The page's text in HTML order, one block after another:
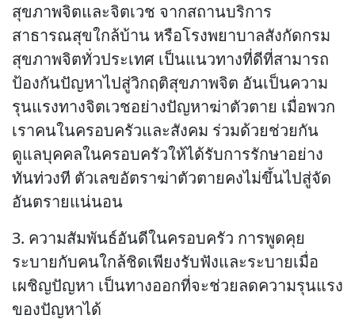
สุขภาพจิตและจิตเวช จากสถานบริการ
สาธารณสุขใกล้บ้าน หรือโรงพยาบาลสังกัดกรม
สุขภาพจิตทั่วประเทศ เป็นแนวทางที่ดีที่สามารถ
ป้องกันปัญหาไปสู่วิกฤติสุขภาพจิต อันเป็นความ
รุนแรงทางจิตเวชอย่างปัญหาฆ่าตัวตาย เมื่อพวก
เราคนในครอบครัวและสังคม ร่วมด้วยช่วยกัน
ดูแลบุคคลในครอบครัวให้ได้รับการรักษาอย่าง
ทันท่วงที ตัวเลขอัตราฆ่าตัวตายคงไม่ขึ้นไปสู่จัด
อันตรายแน่นอน
3. ความสัมพันธ์อันดีในครอบครัว การพูดคุย
ระบายกับคนใกล้ชิดเพียงรับฟังและระบายเมื่อ
เผชิญปัญหา เป็นทางออกที่จะช่วยลดความรุนแรง
ของปัญหาได้